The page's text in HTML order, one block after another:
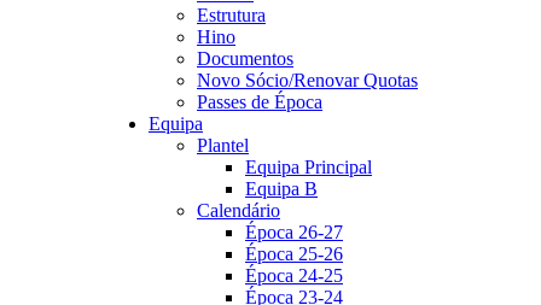
Estrutura
Hino
Documentos
Novo Sócio/Renovar Quotas
Passes de Época
Equipa
Plantel
Equipa Principal
Equipa B
Calendário
Época 26-27
Época 25-26
Época 24-25
Época 23-24